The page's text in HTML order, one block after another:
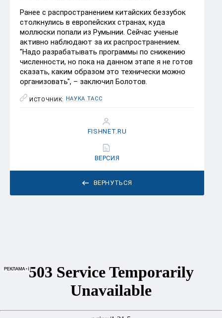
Ранее с распространением китайских беззубок
столкнулись в европейских странах, куда
моллюски попали из Румынии. Сейчас ученые
активно наблюдают за их распространением.
"Надо разрабатывать программы по снижению
численности, но пока на данном этапе я не готов
сказать, каким образом это технически можно
организовать", – заключил Болотов.
ИСТОЧНИК: НАУКА ТАСС
ВЕРНУТЬСЯ
FISHNET.RU
ВЕРСИЯ